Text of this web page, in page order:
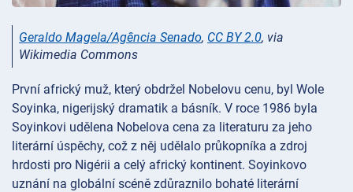
Geraldo Magela/Agência Senado, CC BY 2.0, via
Wikimedia Commons
První africký muž, který obdržel Nobelovu cenu, byl Wole
Soyinka, nigerijský dramatik a básník. V roce 1986 byla
Soyinkovi udělena Nobelova cena za literaturu za jeho
literární úspěchy, což z něj udělalo průkopníka a zdroj
hrdosti pro Nigérii a celý africký kontinent. Soyinkovo
uznání na globální scéně zdůraznilo bohaté literární